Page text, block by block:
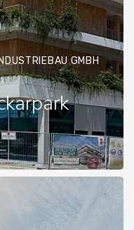
GMBH